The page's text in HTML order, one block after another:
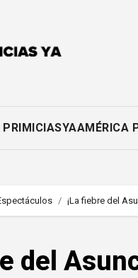
PRIMICIASYAAMÉRICA
¡La fiebre del
del